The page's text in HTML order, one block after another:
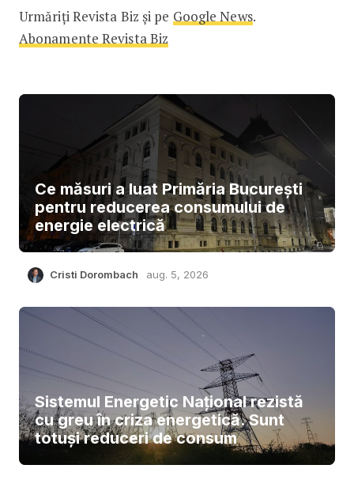
Urmăriți Revista Biz și pe Google News.
Abonamente Revista Biz
Ce măsuri a luat Primăria București
pentru reducerea consumului de
energie electrică
Cristi Dorombach aug. 5, 2026
Sistemul Energetic Național rezistă
cu greu în criza energetică. Sunt
totuși reduceri de consum